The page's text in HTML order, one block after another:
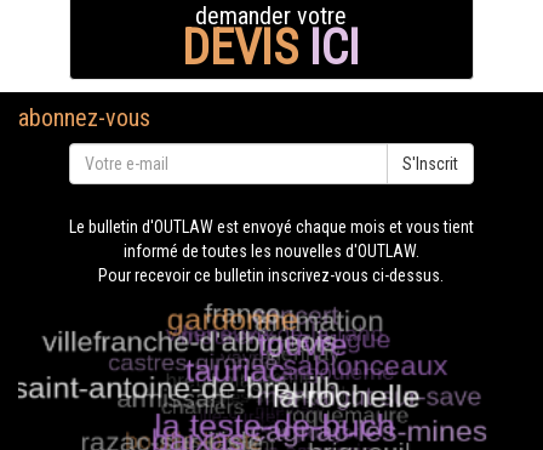
demander votre
DEVIS ICI
abonnez-vous
S'Inscrit
Le bulletin d'OUTLAW est envoyé chaque mois et vous tient
informé de toutes les nouvelles d'OUTLAW.
Pour recevoir ce bulletin inscrivez-vous ci-dessus.